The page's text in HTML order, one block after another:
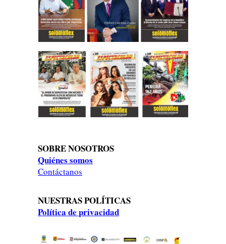
SOBRE NOSOTROS
Quiénes somos
Contáctanos
NUESTRAS POLÍTICAS
Política de privacidad